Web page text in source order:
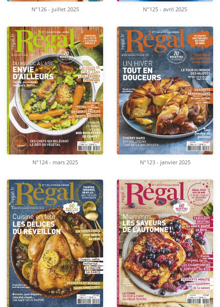
N°126 - juillet 2025 N°125 - avril 2025
N°124 - mars 2025 N°123 - janvier 2025